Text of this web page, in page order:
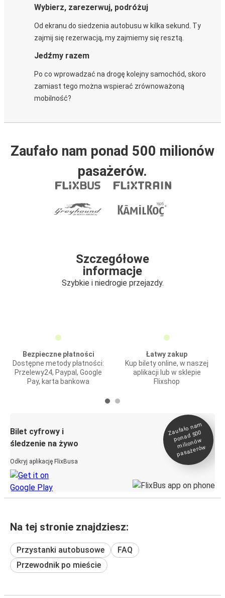
Wybierz, zarezerwuj, podróżuj
Od ekranu do siedzenia autobusu w kilka sekund. Ty
zajmij się rezerwacją, my zajmiemy się resztą.
Jedźmy razem
Po co wprowadzać na drogę kolejny samochód, skoro
zamiast tego można wspierać zrównoważoną
mobilność?
Zaufało nam ponad 500 milionów
pasażerów.
Szczegółowe
informacje
Szybkie i niedrogie przejazdy.
Bezpieczne płatności
Dostępne metody płatności:
Przelewy24, Paypal, Google
Pay, karta bankowa
Łatwy zakup
Kup bilety online, w naszej
aplikacji lub w sklepie
Flixshop
Bilet cyfrowy i
śledzenie na żywo
Odkryj aplikację FlixBusa
Zaufało na
m
ponad 500
milionó
w
pasażeró
w
Na tej stronie znajdziesz:
Przystanki autobusowe
FAQ
Przewodnik po mieście